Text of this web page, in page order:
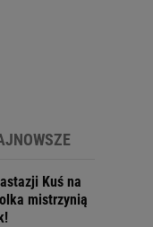
Kuś na
mistrzynią